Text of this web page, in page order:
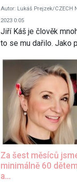
Autor: Lukáš Prejzek/CZECH
2023 0:05
Jiří Káš je člověk
to se mu dařilo. Jako
Za šest měsíců
minimálně 60
a…